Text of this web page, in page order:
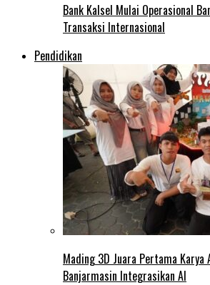
Bank Kalsel Mulai Operasional
Transaksi Internasional
Pendidikan
Mading 3D Juara Pertama Karya
Banjarmasin Integrasikan AI